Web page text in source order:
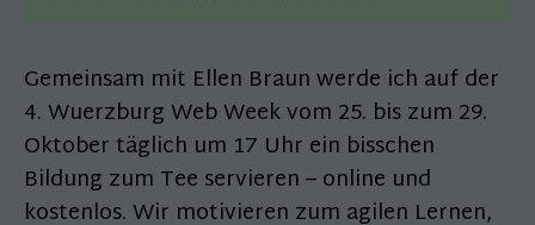
Gemeinsam mit Ellen Braun werde ich auf der
4. Wuerzburg Web Week vom 25. bis zum 29.
Oktober täglich um 17 Uhr ein bisschen
Bildung zum Tee servieren – online und
kostenlos. Wir motivieren zum agilen Lernen,